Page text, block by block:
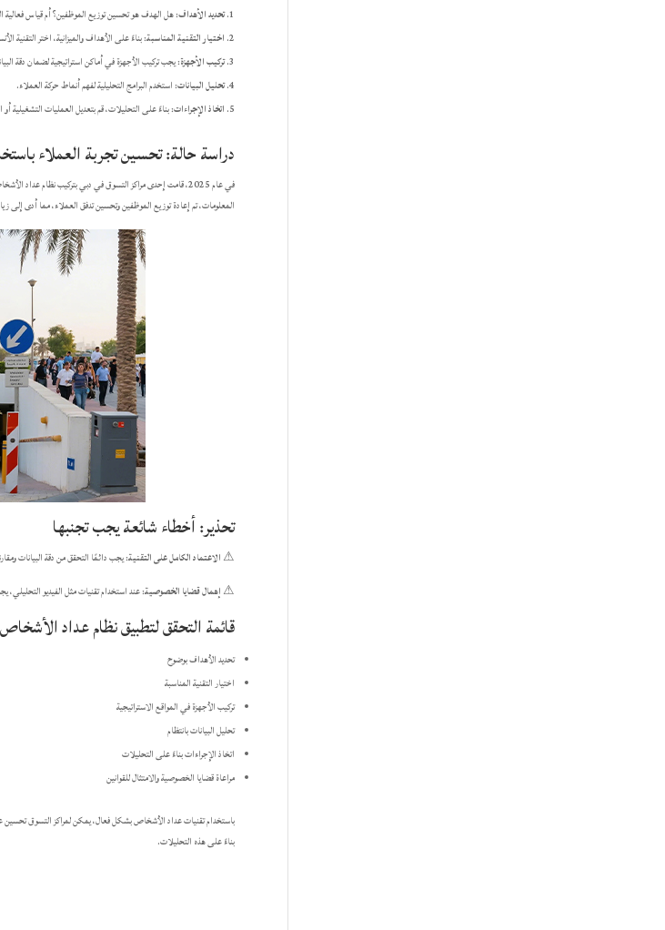
تحديد الأهداف: هل الهدف هو تحسين توزيع الموظفين؟ أم قياس فعالية
اختيار التقنية المناسبة: بناءً على الأهداف والميزانية، اختر التقنية
تركيب الأجهزة: يجب تركيب الأجهزة في أماكن استراتيجية لضمان دقة
تحليل البيانات: استخدم البرامج التحليلية لفهم أنماط حركة العملاء.​
اتخاذ الإجراءات: بناءً على التحليلات، قم بتعديل العمليات التشغيلية
دراسة حالة: تحسين تجربة العملاء
في عام 2025، قامت إحدى مراكز التسوق في دبي بتركيب نظام
المعلومات، تم إعادة توزيع الموظفين وتحسين تدفق العملاء، مما أدى إلى زيادة
تحذير: أخطاء شائعة يجب تجنبها
⚠ الاعتماد الكامل على التقنية: يجب دائمًا التحقق من دقة البيانات
⚠ إهمال قضايا الخصوصية: عند استخدام تقنيات مثل الفيديو التحليلي،
قائمة التحقق لتطبيق نظام عداد الأشخاص
تحديد الأهداف بوضوح​
اختيار التقنية المناسبة​
تركيب الأجهزة في المواقع الاستراتيجية​
تحليل البيانات بانتظام​
اتخاذ الإجراءات بناءً على التحليلات​
مراعاة قضايا الخصوصية والامتثال للقوانين​
باستخدام تقنيات عداد الأشخاص بشكل فعال، يمكن لمراكز التسوق تحسين
بناءً على هذه التحليلات.​